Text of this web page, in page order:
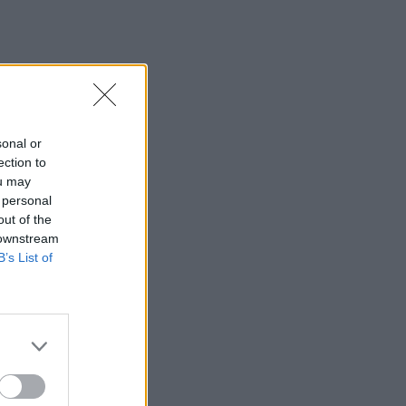
or
to
may
of the
List of
γκολ του Μαραντόνα επί της Αγγλίας
στο Μουντιάλ 1986